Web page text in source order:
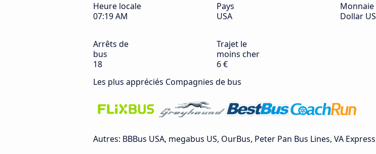
Heure locale
07:19 AM
Pays
USA
Monnaie
Dollar US
Arrêts de
bus
18
Trajet le
moins cher
6 €
Les plus appréciés Compagnies de bus
Autres: BBBus USA, megabus US, OurBus, Peter Pan Bus Lines, VA